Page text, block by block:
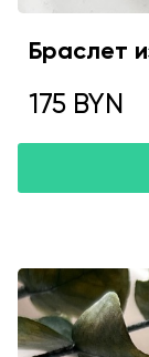
Браслет
175 BYN